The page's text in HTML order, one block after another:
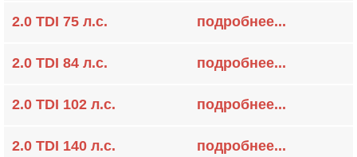
2.0 TDI 75 л.с. подробнее...
2.0 TDI 84 л.с. подробнее...
2.0 TDI 102 л.с. подробнее...
2.0 TDI 140 л.с. подробнее...